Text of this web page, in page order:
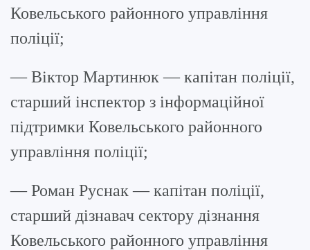
Ковельського районного управління
поліції;
— Віктор Мартинюк — капітан поліції,
старший інспектор з інформаційної
підтримки Ковельського районного
управління поліції;
— Роман Руснак — капітан поліції,
старший дізнавач сектору дізнання
Ковельського районного управління